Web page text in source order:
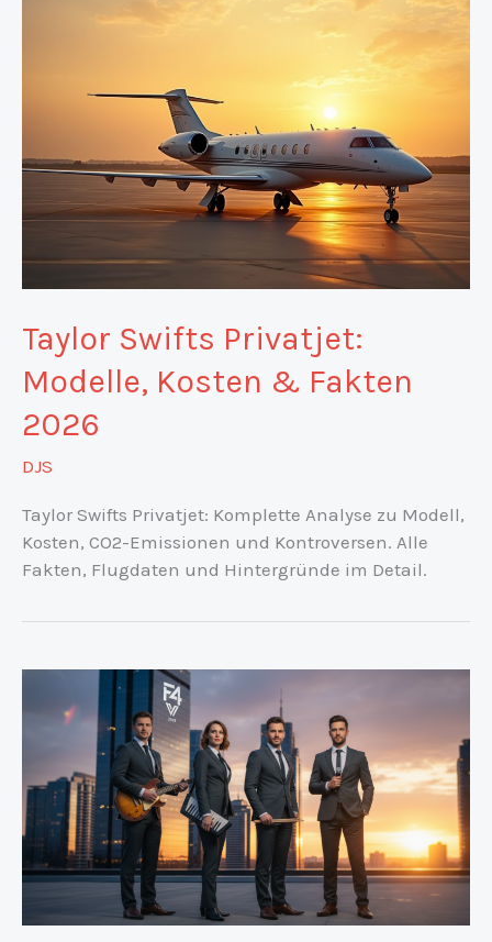
Taylor Swifts Privatjet:
Modelle, Kosten & Fakten
2026
DJS
Taylor Swifts Privatjet: Komplette Analyse zu Modell,
Kosten, CO2-Emissionen und Kontroversen. Alle
Fakten, Flugdaten und Hintergründe im Detail.